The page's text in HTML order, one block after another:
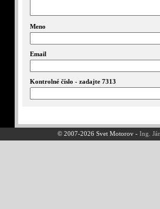
Meno
Email
Kontrolné číslo - zadajte 7313
© 2007-2026 Svet Motorov -Ing.